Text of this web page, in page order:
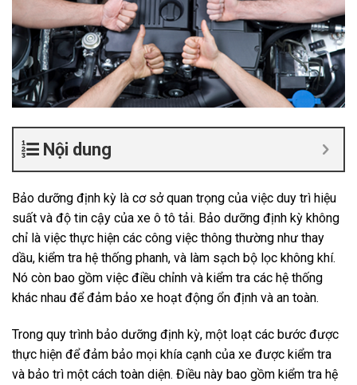
Nội dung
Bảo dưỡng định kỳ là cơ sở quan trọng của việc duy trì hiệu
suất và độ tin cậy của xe ô tô tải. Bảo dưỡng định kỳ không
chỉ là việc thực hiện các công việc thông thường như thay
dầu, kiểm tra hệ thống phanh, và làm sạch bộ lọc không khí.
Nó còn bao gồm việc điều chỉnh và kiểm tra các hệ thống
khác nhau để đảm bảo xe hoạt động ổn định và an toàn.
Trong quy trình bảo dưỡng định kỳ, một loạt các bước được
thực hiện để đảm bảo mọi khía cạnh của xe được kiểm tra
và bảo trì một cách toàn diện. Điều này bao gồm kiểm tra hệ